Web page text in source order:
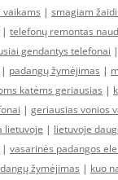
vaikams | smagiam
| telefonų remontas
gendantys telefonai |
| padangų žymėjimas |
katėms geriausias |
| geriausias vonios
lietuvoje | lietuvoje
| vasarinės padangos
žymėjimas | kuo